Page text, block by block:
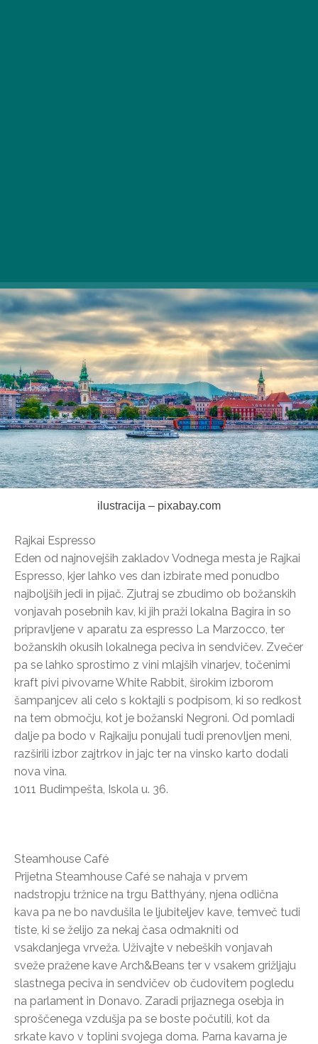
ilustracija – pixabay.com
Rajkai Espresso
Eden od najnovejših zakladov Vodnega mesta je Rajkai
Espresso, kjer lahko ves dan izbirate med ponudbo
najboljših jedi in pijač. Zjutraj se zbudimo ob božanskih
vonjavah posebnih kav, ki jih praži lokalna Bagira in so
pripravljene v aparatu za espresso La Marzocco, ter
božanskih okusih lokalnega peciva in sendvičev. Zvečer
pa se lahko sprostimo z vini mlajših vinarjev, točenimi
kraft pivi pivovarne White Rabbit, širokim izborom
šampanjcev ali celo s koktajli s podpisom, ki so redkost
na tem območju, kot je božanski Negroni. Od pomladi
dalje pa bodo v Rajkaiju ponujali tudi prenovljen meni,
razširili izbor zajtrkov in jajc ter na vinsko karto dodali
nova vina.
1011 Budimpešta, Iskola u. 36.
Steamhouse Café
Prijetna Steamhouse Café se nahaja v prvem
nadstropju tržnice na trgu Batthyány, njena odlična
kava pa ne bo navdušila le ljubiteljev kave, temveč tudi
tiste, ki se želijo za nekaj časa odmakniti od
vsakdanjega vrveža. Uživajte v nebeških vonjavah
sveže pražene kave Arch&Beans ter v vsakem grižljaju
slastnega peciva in sendvičev ob čudovitem pogledu
na parlament in Donavo. Zaradi prijaznega osebja in
sproščenega vzdušja pa se boste počutili, kot da
srkate kavo v toplini svojega doma. Parna kavarna je